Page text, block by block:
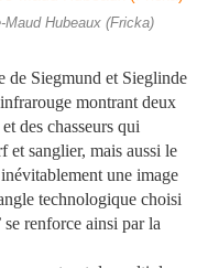
Hubeaux (Fricka)
de Siegmund et Sieglinde
montrant deux
des chasseurs qui
et sanglier, mais aussi le
une image
technologique choisi
se renforce ainsi par la